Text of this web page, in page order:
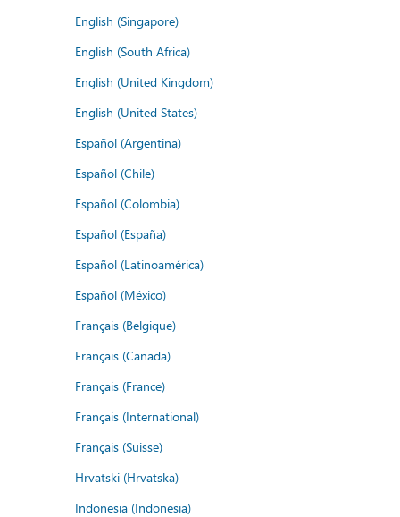
English (Singapore)
English (South Africa)
English (United Kingdom)
English (United States)
Español (Argentina)
Español (Chile)
Español (Colombia)
Español (España)
Español (Latinoamérica)
Español (México)
Français (Belgique)
Français (Canada)
Français (France)
Français (International)
Français (Suisse)
Hrvatski (Hrvatska)
Indonesia (Indonesia)